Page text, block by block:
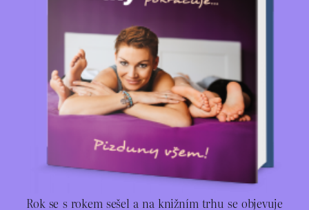
Rok se s rokem sešel a na knižním trhu se objevuje